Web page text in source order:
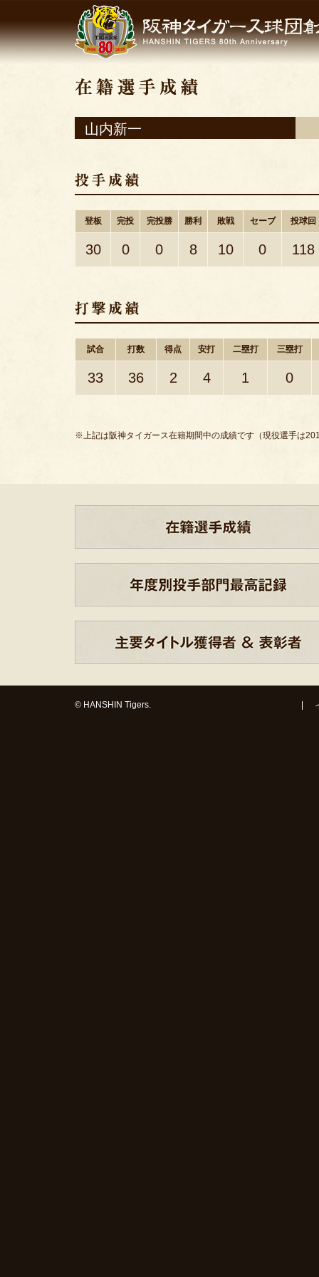
山内新一
登板 完投 完投勝 勝利 敗戦 セーブ 投球回
30 0 0 8 10 0 118
試合 打数 得点 安打 二塁打 三塁打
33 36 2 4 1 0
※上記は阪神タイガース在籍期間中の成績です（現役選手は
© HANSHIN Tigers.